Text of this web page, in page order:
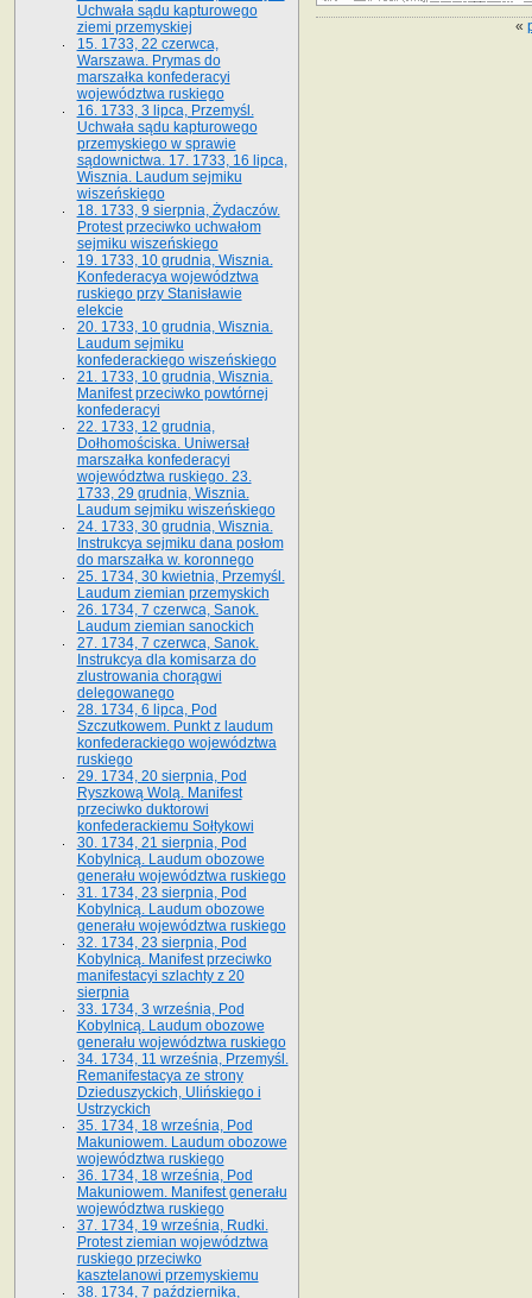
«
Uchwała sądu kapturowego
ziemi przemyskiej
15. 1733, 22 czerwca,
Warszawa. Prymas do
marszałka konfederacyi
województwa ruskiego
16. 1733, 3 lipca, Przemyśl.
Uchwała sądu kapturowego
przemyskiego w sprawie
sądownictwa. 17. 1733, 16 lipca,
Wisznia. Laudum sejmiku
wiszeńskiego
18. 1733, 9 sierpnia, Żydaczów.
Protest przeciwko uchwałom
sejmiku wiszeńskiego
19. 1733, 10 grudnia, Wisznia.
Konfederacya województwa
ruskiego przy Stanisławie
elekcie
20. 1733, 10 grudnia, Wisznia.
Laudum sejmiku
konfederackiego wiszeńskiego
21. 1733, 10 grudnia, Wisznia.
Manifest przeciwko powtórnej
konfederacyi
22. 1733, 12 grudnia,
Dołhomościska. Uniwersał
marszałka konfederacyi
województwa ruskiego. 23.
1733, 29 grudnia, Wisznia.
Laudum sejmiku wiszeńskiego
24. 1733, 30 grudnia, Wisznia.
Instrukcya sejmiku dana posłom
do marszałka w. koronnego
25. 1734, 30 kwietnia, Przemyśl.
Laudum ziemian przemyskich
26. 1734, 7 czerwca, Sanok.
Laudum ziemian sanockich
27. 1734, 7 czerwca, Sanok.
Instrukcya dla komisarza do
zlustrowania chorągwi
delegowanego
28. 1734, 6 lipca, Pod
Szczutkowem. Punkt z laudum
konfederackiego województwa
ruskiego
29. 1734, 20 sierpnia, Pod
Ryszkową Wolą. Manifest
przeciwko duktorowi
konfederackiemu Sołtykowi
30. 1734, 21 sierpnia, Pod
Kobylnicą. Laudum obozowe
generału województwa ruskiego
31. 1734, 23 sierpnia, Pod
Kobylnicą. Laudum obozowe
generału województwa ruskiego
32. 1734, 23 sierpnia, Pod
Kobylnicą. Manifest przeciwko
manifestacyi szlachty z 20
sierpnia
33. 1734, 3 września, Pod
Kobylnicą. Laudum obozowe
generału województwa ruskiego
34. 1734, 11 września, Przemyśl.
Remanifestacya ze strony
Dzieduszyckich, Ulińskiego i
Ustrzyckich
35. 1734, 18 września, Pod
Makuniowem. Laudum obozowe
województwa ruskiego
36. 1734, 18 września, Pod
Makuniowem. Manifest generału
województwa ruskiego
37. 1734, 19 września, Rudki.
Protest ziemian województwa
ruskiego przeciwko
kasztelanowi przemyskiemu
38. 1734, 7 października,